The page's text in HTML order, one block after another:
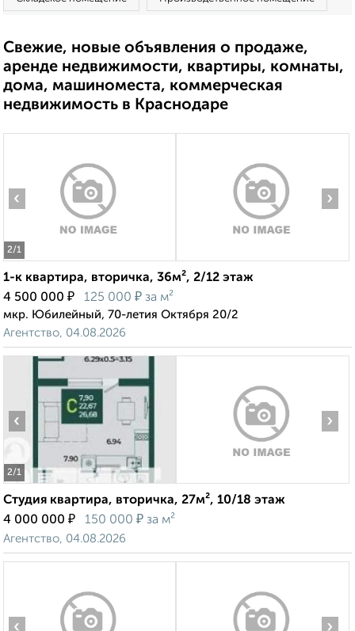
Свежие, новые объявления о продаже,
аренде недвижимости, квартиры, комнаты,
дома, машиноместа, коммерческая
недвижимость в Краснодаре
2/1
‹ ›
1-к квартира, вторичка, 36м², 2/12 этаж
4 500 000 ₽ 125 000 ₽ за м²
мкр. Юбилейный, 70-летия Октября 20/2
Агентство, 04.08.2026
2/1
‹ ›
Студия квартира, вторичка, 27м², 10/18 этаж
4 000 000 ₽ 150 000 ₽ за м²
Агентство, 04.08.2026
‹ ›